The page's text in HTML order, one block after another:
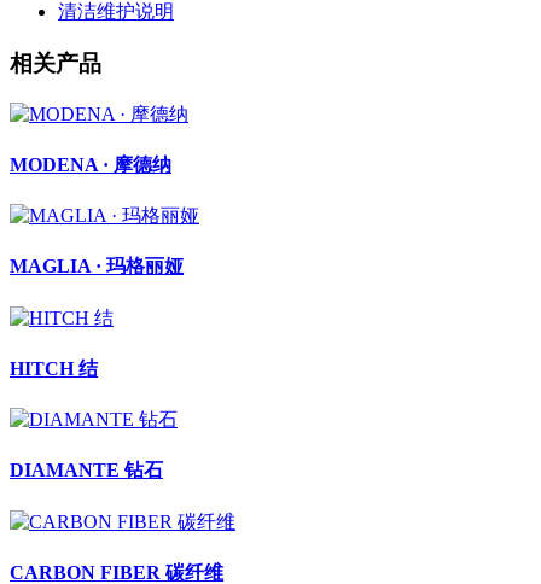
清洁维护说明
相关产品
MODENA · 摩德纳
MAGLIA · 玛格丽娅
HITCH 结
DIAMANTE 钻石
CARBON FIBER 碳纤维